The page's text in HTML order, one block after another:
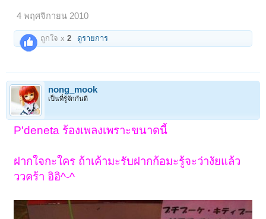
4 พฤศจิกายน 2010
ถูกใจ x2 ดูรายการ
nong_mook
เป็นที่รู้จักกันดี
P'deneta ร้องเพลงเพราะขนาดนี้
ฝากใจกะใคร ถ้าเค้ามะรับฝากก้อมะรู้จะว่างัยแล้ว
ววคร้า อิอิ^-^